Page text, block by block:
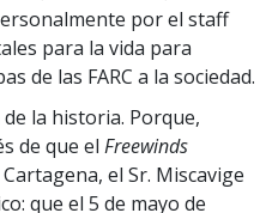
por el staff
para la vida para
de las FARC a la sociedad.
la historia. Porque,
de que el Freewinds
el Sr. Miscavige
que el 5 de mayo de